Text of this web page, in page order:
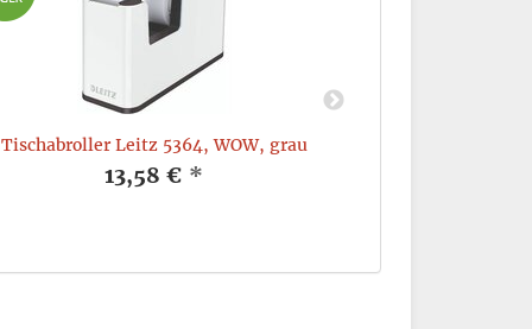
Tischabroller Leitz 5364, WOW, grau
13,58 € *